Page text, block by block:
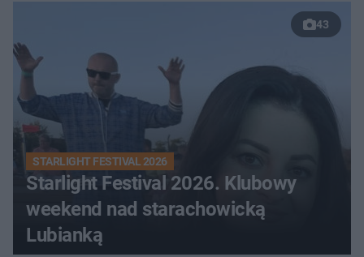
43
STARLIGHT FESTIVAL 2026
Starlight Festival 2026. Klubowy
weekend nad starachowicką
Lubianką